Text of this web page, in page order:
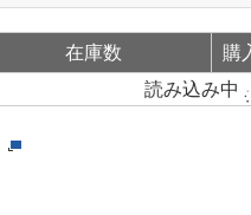
在庫数
購
読み込み中